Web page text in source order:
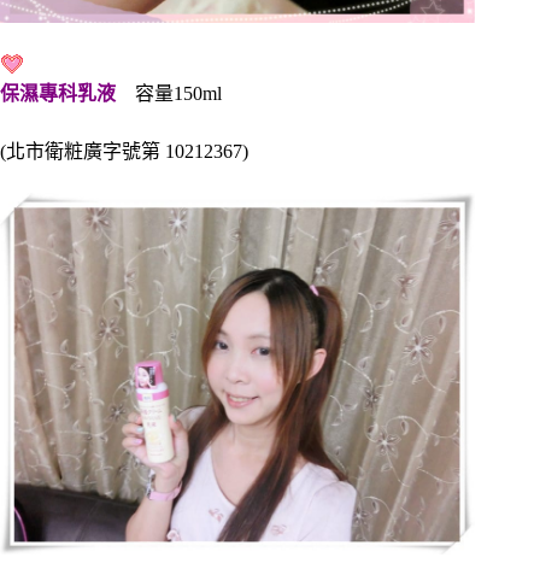
保濕專科乳液 容量150ml
(北市衛粧廣字號第 10212367)